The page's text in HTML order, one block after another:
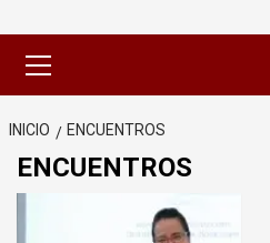
primario
INICIO ENCUENTROS
ENCUENTROS